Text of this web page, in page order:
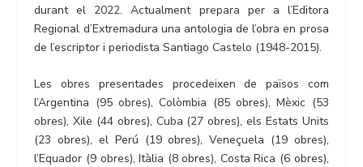
durant el 2022. Actualment prepara per a l’Editora
Regional d’Extremadura una antologia de l’obra en prosa
de l’escriptor i periodista Santiago Castelo (1948-2015).
Les obres presentades procedeixen de països com
l’Argentina (95 obres), Colòmbia (85 obres), Mèxic (53
obres), Xile (44 obres), Cuba (27 obres), els Estats Units
(23 obres), el Perú (19 obres), Veneçuela (19 obres),
l’Equador (9 obres), Itàlia (8 obres), Costa Rica (6 obres),